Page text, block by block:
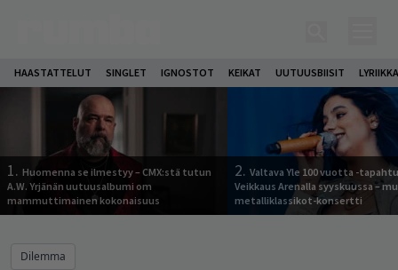
HAASTATTELUT SINGLET IGNOSTOT KEIKAT UUTUUSBIISIT
1. Huomenna se ilmestyy – CMX:stä tutun
A.W. Yrjänän uutuusalbumi om
mammuttimainen kokonaisuus
2. Valtava Yle 100 vuotta -
Veikkaus Arenalla syyskuussa –
metalliklassikot-konsertti
Dilemma